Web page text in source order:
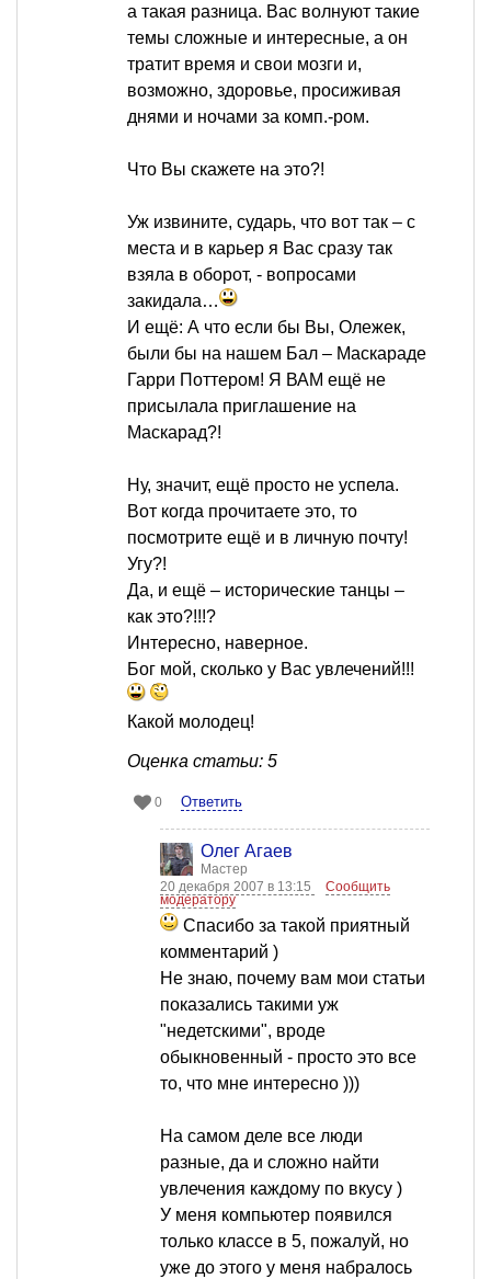
а такая разница. Вас волнуют такие
темы сложные и интересные, а он
тратит время и свои мозги и,
возможно, здоровье, просиживая
днями и ночами за комп.-ром.
Что Вы скажете на это?!
Уж извините, сударь, что вот так – с
места и в карьер я Вас сразу так
взяла в оборот, - вопросами
закидала…
И ещё: А что если бы Вы, Олежек,
были бы на нашем Бал – Маскараде
Гарри Поттером! Я ВАМ ещё не
присылала приглашение на
Маскарад?!
Ну, значит, ещё просто не успела.
Вот когда прочитаете это, то
посмотрите ещё и в личную почту!
Угу?!
Да, и ещё – исторические танцы –
как это?!!!?
Интересно, наверное.
Бог мой, сколько у Вас увлечений!!!
Какой молодец!
Оценка статьи: 5
0 Ответить
Олег Агаев
Мастер
20 декабря 2007 в 13:15
Сообщить
модератору
Спасибо за такой приятный
комментарий )
Не знаю, почему вам мои статьи
показались такими уж
"недетскими", вроде
обыкновенный - просто это все
то, что мне интересно )))
На самом деле все люди
разные, да и сложно найти
увлечения каждому по вкусу )
У меня компьютер появился
только классе в 5, пожалуй, но
уже до этого у меня набралось